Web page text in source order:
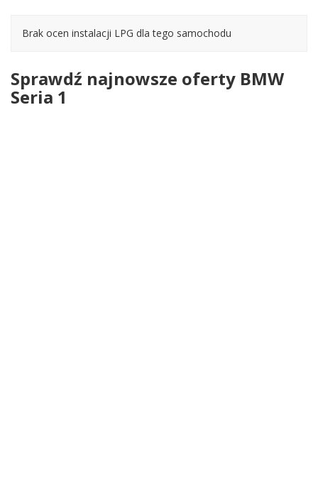
Brak ocen instalacji LPG dla tego samochodu
Sprawdź najnowsze oferty BMW
Seria 1